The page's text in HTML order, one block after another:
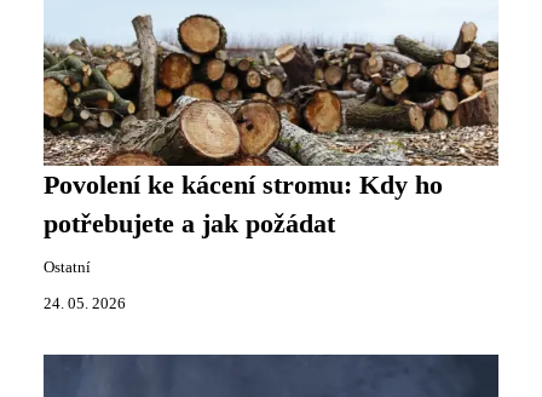
Povolení ke kácení stromu: Kdy ho
potřebujete a jak požádat
Ostatní
24. 05. 2026